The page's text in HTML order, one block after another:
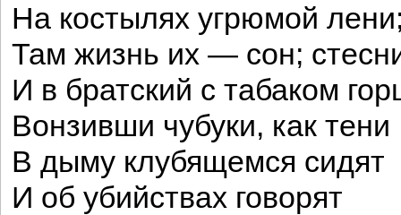
На костылях угрюмой
Там жизнь их — сон;
И в братский с табаком
Вонзивши чубуки, как тени
В дыму клубящемся сидят
И об убийствах говорят